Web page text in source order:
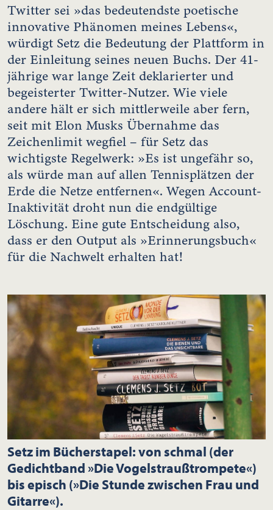
Twitter sei »das bedeutendste poetische
innovative Phänomen meines Lebens«,
würdigt Setz die Bedeutung der Plattform in
der Einleitung seines neuen Buchs. Der 41-
jährige war lange Zeit deklarierter und
begeisterter Twitter-Nutzer. Wie viele
andere hält er sich mittlerweile aber fern,
seit mit Elon Musks Übernahme das
Zeichenlimit wegfiel – für Setz das
wichtigste Regelwerk: »Es ist ungefähr so,
als würde man auf allen Tennisplätzen der
Erde die Netze entfernen«. Wegen Account-
Inaktivität droht nun die endgültige
Löschung. Eine gute Entscheidung also,
dass er den Output als »Erinnerungsbuch«
für die Nachwelt erhalten hat!
Setz im Bücherstapel: von schmal (der
Gedichtband »Die Vogelstraußtrompete«)
bis episch (»Die Stunde zwischen Frau und
Gitarre«).